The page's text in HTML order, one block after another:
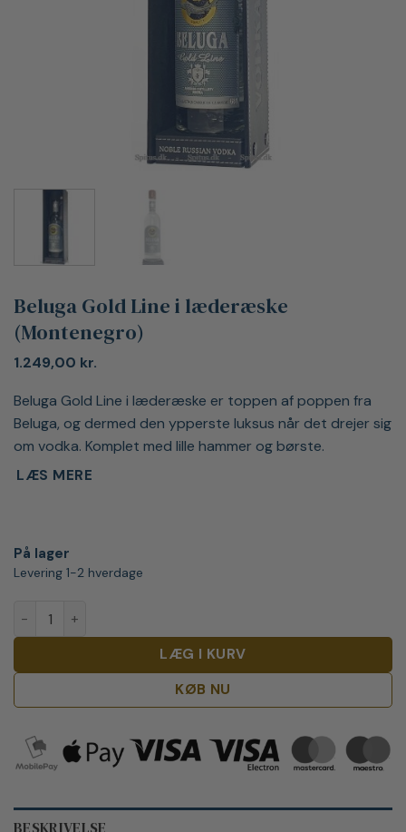
Beluga Gold Line i læderæske
(Montenegro)
1.249,00 kr.
Beluga Gold Line i læderæske er toppen af poppen fra
Beluga, og dermed den ypperste luksus når det drejer sig
om vodka. Komplet med lille hammer og børste.
LÆS MERE
På lager
Levering 1-2 hverdage
LÆG I KURV
KØB NU
BESKRIVELSE